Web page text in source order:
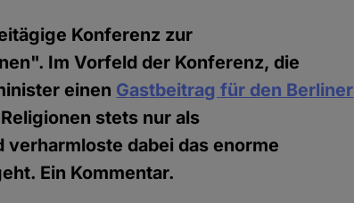
Konferenz zur
Im Vorfeld der Konferenz, die
einen Gastbeitrag für den Berliner
stets nur als
dabei das enorme
Ein Kommentar.